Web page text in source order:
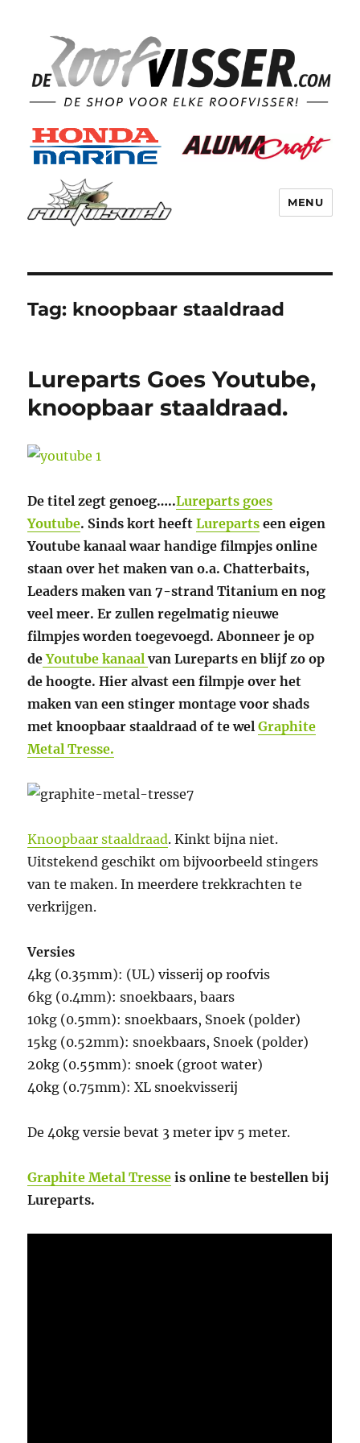
MENU
Tag: knoopbaar staaldraad
Lureparts Goes Youtube,
knoopbaar staaldraad.
De titel zegt genoeg…..Lureparts goes
Youtube. Sinds kort heeftLureparts een eigen
Youtube kanaal waar handige filmpjes online
staan over het maken van o.a. Chatterbaits,
Leaders maken van 7-strand Titanium en nog
veel meer. Er zullen regelmatig nieuwe
filmpjes worden toegevoegd. Abonneer je op
deYoutube kanaalvan Lureparts en blijf zo op
de hoogte. Hier alvast een filmpje over het
maken van een stinger montage voor shads
met knoopbaar staaldraad of te welGraphite
Metal Tresse.
Knoopbaar staaldraad. Kinkt bijna niet.
Uitstekend geschikt om bijvoorbeeld stingers
van te maken. In meerdere trekkrachten te
verkrijgen.
Versies
4kg (0.35mm): (UL) visserij op roofvis
6kg (0.4mm): snoekbaars, baars
10kg (0.5mm): snoekbaars, Snoek (polder)
15kg (0.52mm): snoekbaars, Snoek (polder)
20kg (0.55mm): snoek (groot water)
40kg (0.75mm): XL snoekvisserij
De 40kg versie bevat 3 meter ipv 5 meter.
Graphite Metal Tresse is online te bestellen bij
Lureparts.